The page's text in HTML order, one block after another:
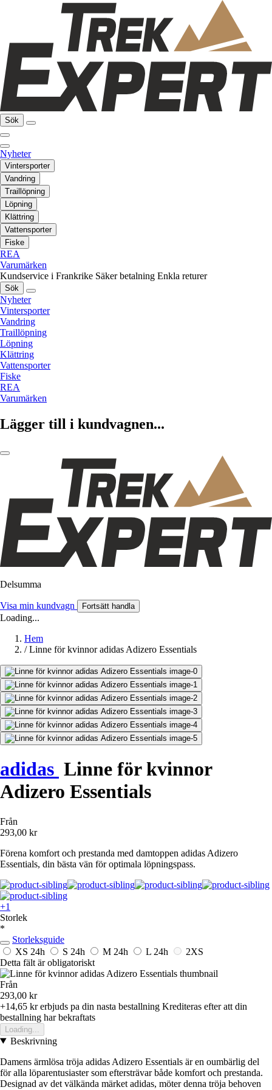
Sök
Nyheter
Vintersporter
Vandring
Traillöpning
Löpning
Klättring
Vattensporter
Fiske
REA
Varumärken
Kundservice i Frankrike Säker betalning Enkla returer
Sök
Nyheter
Vintersporter
Vandring
Traillöpning
Löpning
Klättring
Vattensporter
Fiske
REA
Varumärken
Lägger till i kundvagnen...
Delsumma
Visa min kundvagn Fortsätt handla
Loading...
Hem
/ Linne för kvinnor adidas Adizero Essentials
adidas Linne för kvinnor
Adizero Essentials
Från
293,00 kr
Förena komfort och prestanda med damtoppen adidas Adizero
Essentials, din bästa vän för optimala löpningspass.
+1
Storlek
*
Storleksguide
XS 24h S 24h M 24h L 24h
2XS
Detta fält är obligatoriskt
Från
293,00 kr
+14,65 krerbjuds pa din nasta bestallning Krediteras efter att din
bestallning har bekraftats
Loading...
Beskrivning
Damens ärmlösa tröja adidas Adizero Essentials är en oumbärlig del
för alla löparentusiaster som eftersträvar både komfort och prestanda.
Designad av det välkända märket adidas, möter denna tröja behoven